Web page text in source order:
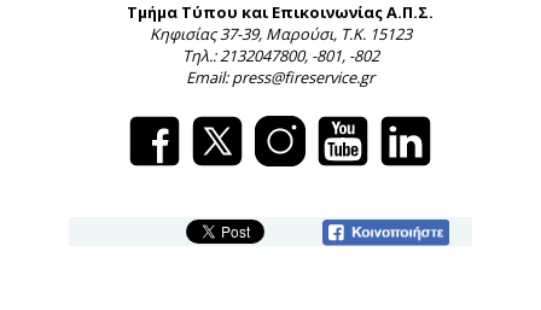
Τμήμα Τύπου και Επικοινωνίας Α.Π.Σ.
Κηφισίας 37-39, Μαρούσι, Τ.Κ. 15123
Τηλ.: 2132047800, -801, -802
Email: press@fireservice.gr